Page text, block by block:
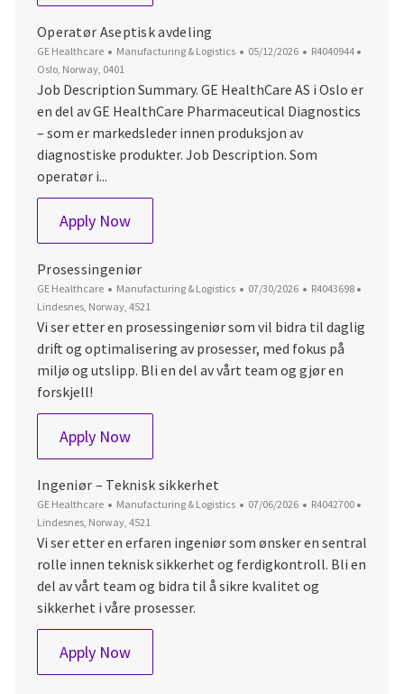
Operatør Aseptisk avdeling
GE Healthcare Category
Manufacturing & Logistics Posted Date
05/12/2026 Job Id
R4040944
Oslo, Norway, 0401
Job Description Summary. GE HealthCare AS i Oslo er
en del av GE HealthCare Pharmaceutical Diagnostics
– som er markedsleder innen produksjon av
diagnostiske produkter. Job Description. Som
operatør i...
Apply NowOperatør Aseptisk avdeling
Prosessingeniør
GE Healthcare Category
Manufacturing & Logistics Posted Date
07/30/2026 Job Id
R4043698
Lindesnes, Norway, 4521
Vi ser etter en prosessingeniør som vil bidra til daglig
drift og optimalisering av prosesser, med fokus på
miljø og utslipp. Bli en del av vårt team og gjør en
forskjell!
Apply NowProsessingeniør
Ingeniør – Teknisk sikkerhet
GE Healthcare Category
Manufacturing & Logistics Posted Date
07/06/2026 Job Id
R4042700
Lindesnes, Norway, 4521
Vi ser etter en erfaren ingeniør som ønsker en sentral
rolle innen teknisk sikkerhet og ferdigkontroll. Bli en
del av vårt team og bidra til å sikre kvalitet og
sikkerhet i våre prosesser.
Apply NowIngeniør – Teknisk sikkerhet